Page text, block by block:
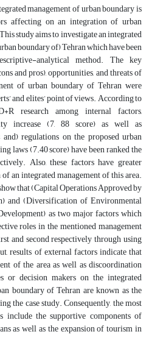
management of urban boundary is
affecting on an integration of urban
study aims to investigate an integrated
boundary of) Tehran which have been
analytical method. The key
and pros), opportunities, and threats of
of urban boundary of Tehran were
and elites’ point of views. According to
research among internal factors,
increase (7, 88 score) as well as
regulations on the proposed urban
laws (7.40 score) have been ranked the
Also, these factors have greater
an integrated management of this area.
that (Capital Operations Approved by
and (Diversification of Environmental
as two major factors which
roles in the mentioned management
and second respectively through using
results of external factors indicate that
of the area as well as discoordination
or decision makers on the integrated
boundary of Tehran are known as the
the case study. Consequently, the most
include the supportive components of
as well as the expansion of tourism in